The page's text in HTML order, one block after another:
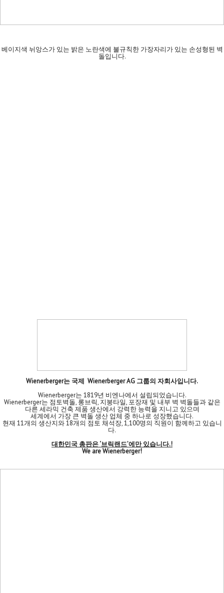
베이지색 뉘앙스가 있는 밝은 노란색에 불규칙한 가장자리가 있는 손성형된 벽
돌입니다.
Wienerberger는 국제 Wienerberger AG 그룹의 자회사입니다.
Wienerberger는 1819년 비엔나에서 설립되었습니다.
Wienerberger는 점토벽돌, 롱브릭, 지붕타일, 포장재 및 내부 벽 벽돌들과 같은
다른 세라믹 건축 제품 생산에서 강력한 능력을 지니고 있으며
세계에서 가장 큰 벽돌 생산 업체 중 하나로 성장했습니다.
현재 11개의 생산지와 18개의 점토 채석장, 1,100명의 직원이 함께하고 있습니
다.
대한민국 총판은 ‘브릭랜드’에만 있습니다.!
We are Wienerberger!